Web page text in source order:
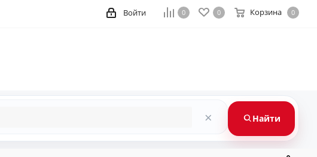
0 0 Корзина 0
Войти
× Найти